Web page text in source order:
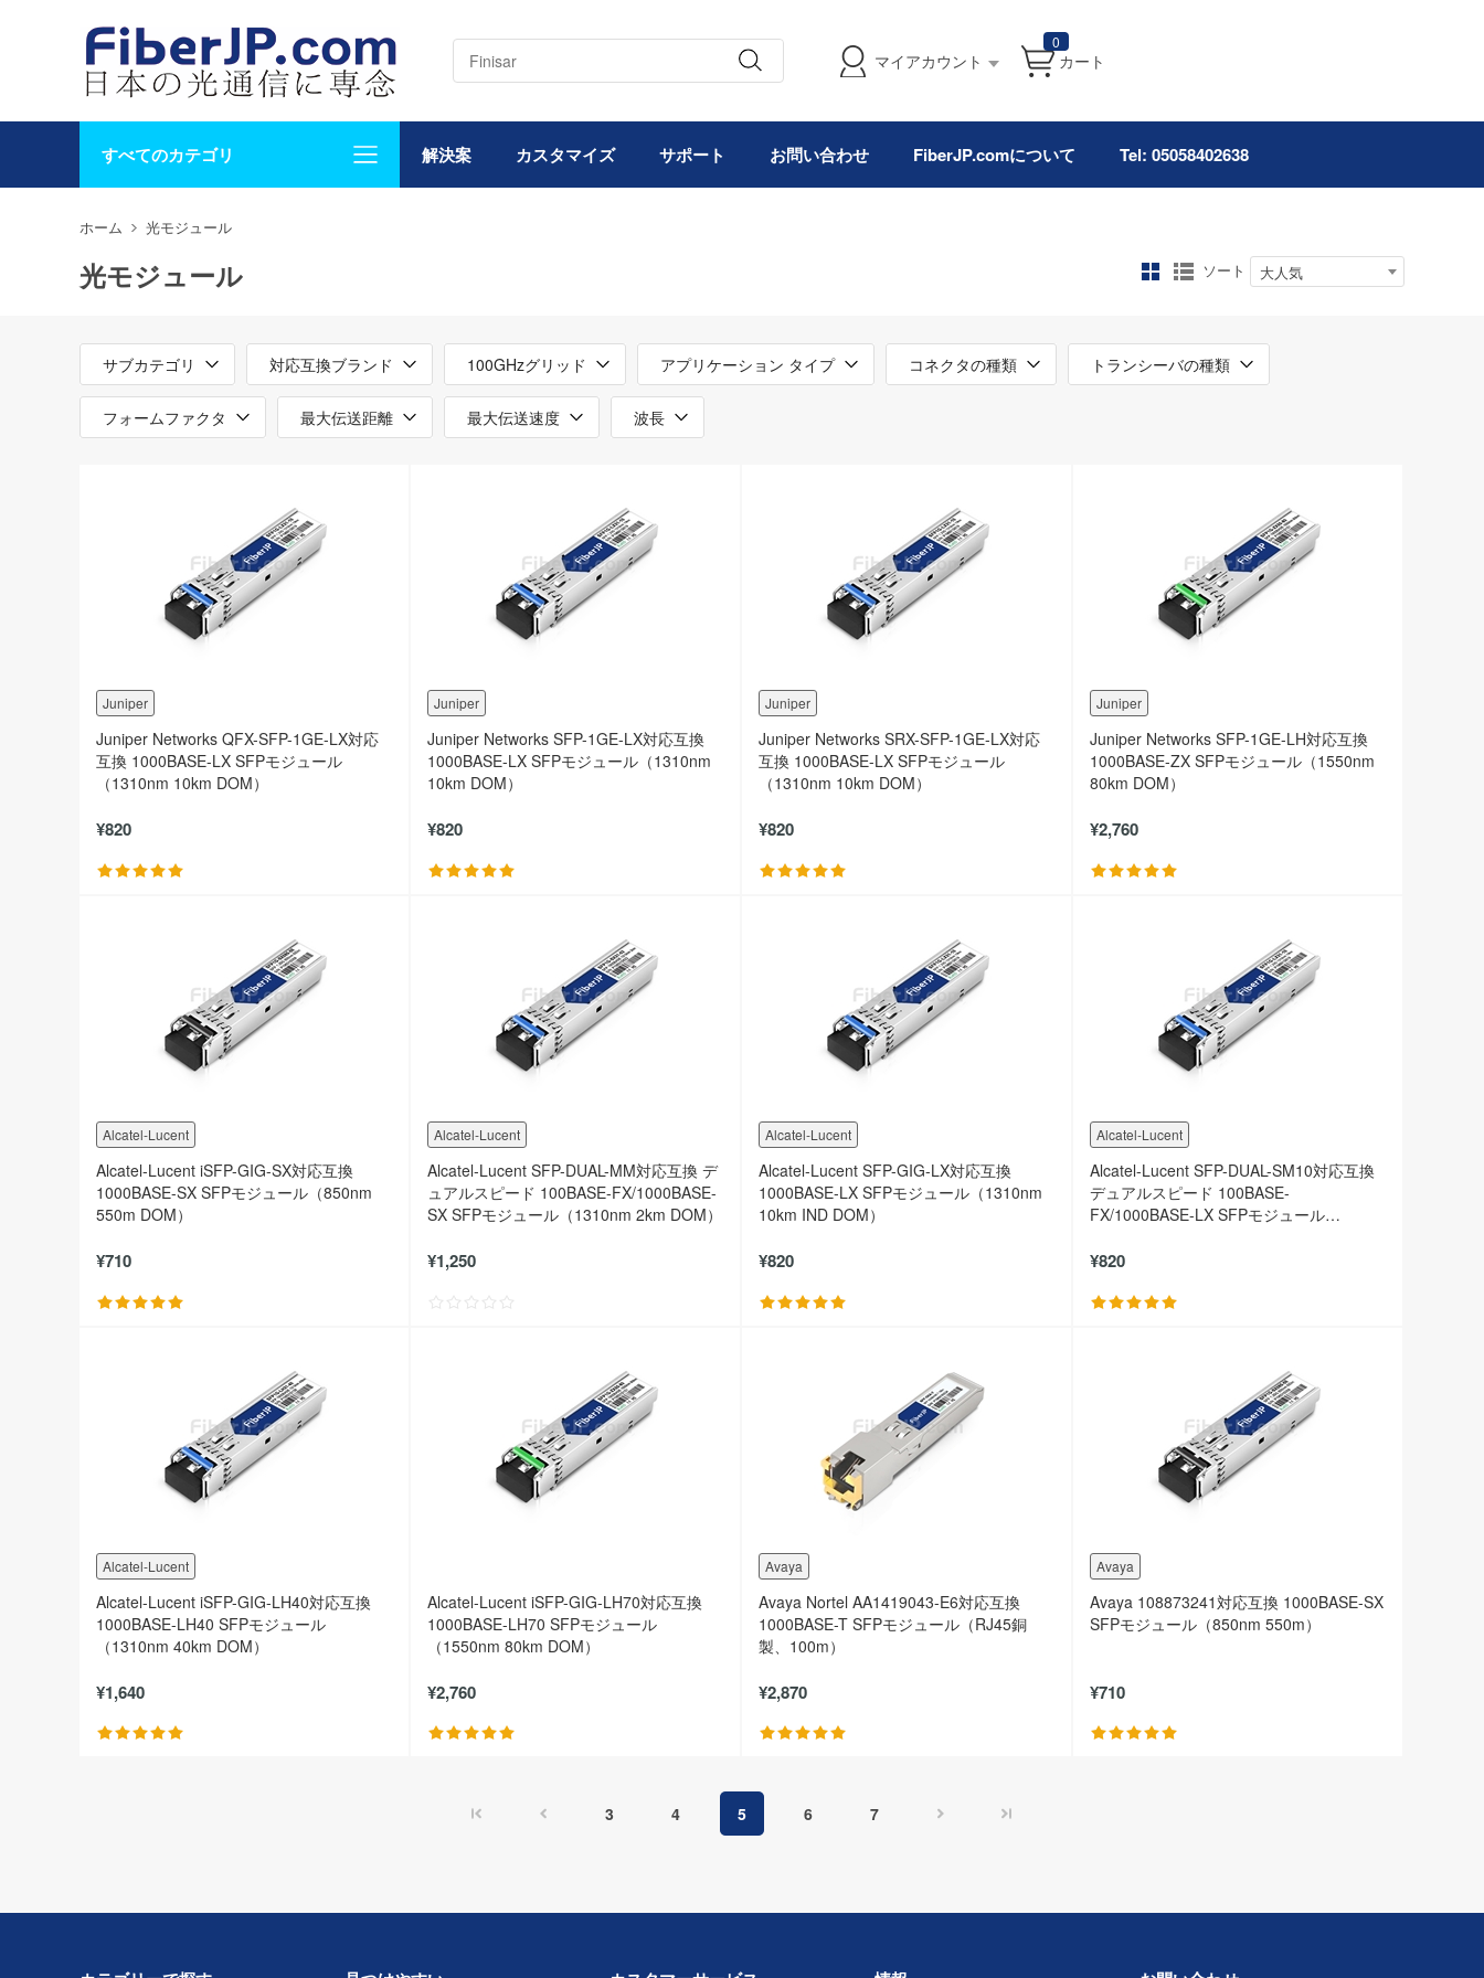
マイアカウント
0
カート
すべてのカテゴリ 解決案 カスタマイズ サポート お問い合わせ FiberJP.comについて Tel: 05058402638
ホーム 光モジュール
光モジュール ソート 大人気
サブカテゴリ 対応互換ブランド 100GHzグリッド アプリケーション タイプ コネクタの種類 トランシーバの種類
フォームファクタ 最大伝送距離 最大伝送速度 波長
Juniper
Juniper Networks QFX-SFP-1GE-LX対応
互換 1000BASE-LX SFPモジュール
（1310nm 10km DOM）
¥820
Juniper
Juniper Networks SFP-1GE-LX対応互換
1000BASE-LX SFPモジュール（1310nm
10km DOM）
¥820
Juniper
Juniper Networks SRX-SFP-1GE-LX対応
互換 1000BASE-LX SFPモジュール
（1310nm 10km DOM）
¥820
Juniper
Juniper Networks SFP-1GE-LH対応互換
1000BASE-ZX SFPモジュール（1550nm
80km DOM）
¥2,760
Alcatel-Lucent
Alcatel-Lucent iSFP-GIG-SX対応互換
1000BASE-SX SFPモジュール（850nm
550m DOM）
¥710
Alcatel-Lucent
Alcatel-Lucent SFP-DUAL-MM対応互換 デ
ュアルスピード 100BASE-FX/1000BASE-
SX SFPモジュール（1310nm 2km DOM）
¥1,250
Alcatel-Lucent
Alcatel-Lucent SFP-GIG-LX対応互換
1000BASE-LX SFPモジュール（1310nm
10km IND DOM）
¥820
Alcatel-Lucent
Alcatel-Lucent SFP-DUAL-SM10対応互換
デュアルスピード 100BASE-
FX/1000BASE-LX SFPモジュール
¥820
Alcatel-Lucent
Alcatel-Lucent iSFP-GIG-LH40対応互換
1000BASE-LH40 SFPモジュール
（1310nm 40km DOM）
¥1,640
Alcatel-Lucent iSFP-GIG-LH70対応互換
1000BASE-LH70 SFPモジュール
（1550nm 80km DOM）
¥2,760
Avaya
Avaya Nortel AA1419043-E6対応互換
1000BASE-T SFPモジュール（RJ45銅
製、100m）
¥2,870
Avaya
Avaya 108873241対応互換 1000BASE-SX
SFPモジュール（850nm 550m）
¥710
3 4 5 6 7